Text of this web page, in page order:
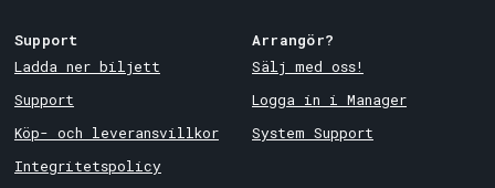
Support
Ladda ner biljett
Support
Köp- och leveransvillkor
Integritetspolicy
Arrangör?
Sälj med oss!
Logga in i Manager
System Support